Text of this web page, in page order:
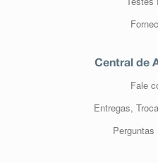
Central de
Fale
Entregas,
Perguntas